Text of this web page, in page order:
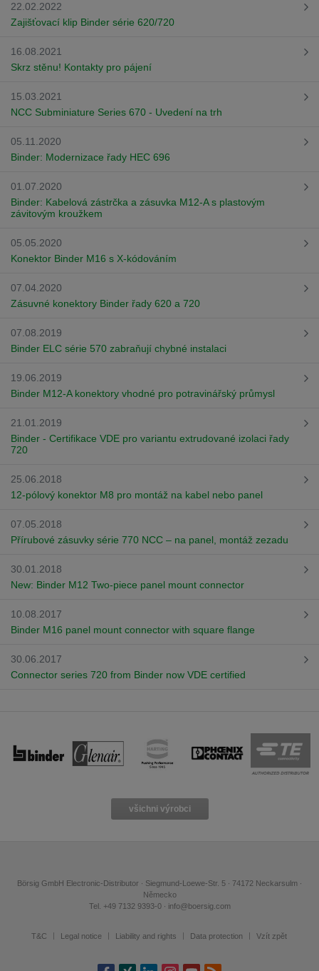
22.02.2022
Zajišťovací klip Binder série 620/720
16.08.2021
Skrz stěnu! Kontakty pro pájení
15.03.2021
NCC Subminiature Series 670 - Uvedení na trh
05.11.2020
Binder: Modernizace řady HEC 696
01.07.2020
Binder: Kabelová zástrčka a zásuvka M12-A s plastovým
závitovým kroužkem
05.05.2020
Konektor Binder M16 s X-kódováním
07.04.2020
Zásuvné konektory Binder řady 620 a 720
07.08.2019
Binder ELC série 570 zabraňují chybné instalaci
19.06.2019
Binder M12-A konektory vhodné pro potravinářský průmysl
21.01.2019
Binder - Certifikace VDE pro variantu extrudované izolaci řady
720
25.06.2018
12-pólový konektor M8 pro montáž na kabel nebo panel
07.05.2018
Přírubové zásuvky série 770 NCC – na panel, montáž zezadu
30.01.2018
New: Binder M12 Two-piece panel mount connector
10.08.2017
Binder M16 panel mount connector with square flange
30.06.2017
Connector series 720 from Binder now VDE certified
všichni výrobci
Börsig GmbH Electronic-Distributor ∙ Siegmund-Loewe-Str. 5 ∙ 74172 Neckarsulm ∙
Německo
Tel. +49 7132 9393-0 ∙ info@boersig.com
T&C Legal notice Liability and rights Data protection Vzít zpět